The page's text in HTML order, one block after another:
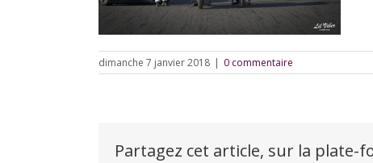
dimanche 7 janvier 2018 | 0 commentaire
Partagez cet article, sur la plate-